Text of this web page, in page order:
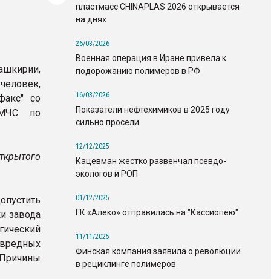
со
по
завода
пластмасс CHINAPLAS 2026 открывается
на днях
26/03/2026
Военная операция в Иране привела к
подорожанию полимеров в РФ
16/03/2026
Показатели нефтехимиков в 2025 году
сильно просели
12/12/2025
Кацевман жестко развенчал псевдо-
экологов и РОП
01/12/2025
ГК «Алеко» отправилась на "Кассиопею"
11/11/2025
Финская компания заявила о революции
в рециклинге полимеров